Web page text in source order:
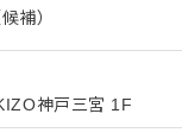
で、ブランクがあ
マネジメント業務
イト・パートスタ
として今後3〜4店舗の新規出店を計画してい
、複数店舗を統括
補）
神戸三宮 1F